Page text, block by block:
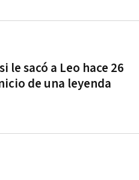
le sacó a Leo hace 26
de una leyenda